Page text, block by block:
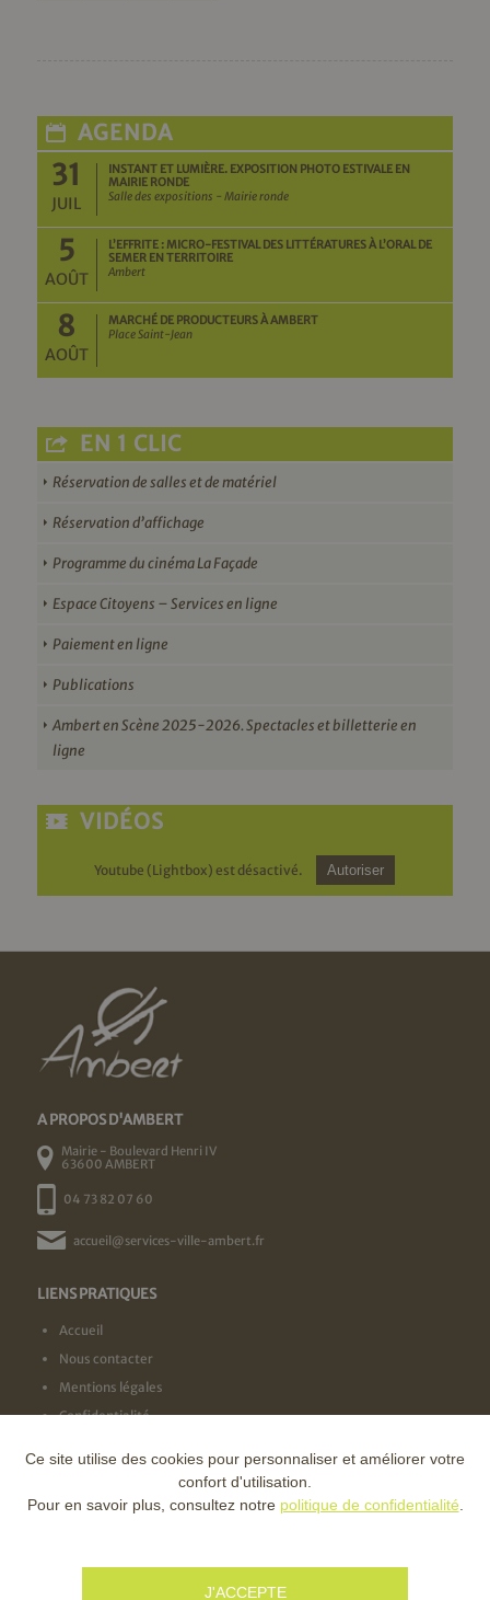
AGENDA
31
JUIL
INSTANT ET LUMIÈRE. EXPOSITION PHOTO ESTIVALE EN
MAIRIE RONDE
Salle des expositions - Mairie ronde
5
AOÛT
L’EFFRITE : MICRO-FESTIVAL DES LITTÉRATURES À L’ORAL DE
SEMER EN TERRITOIRE
Ambert
8
AOÛT
MARCHÉ DE PRODUCTEURS À AMBERT
Place Saint-Jean
EN 1 CLIC
Réservation de salles et de matériel
Réservation d’affichage
Programme du cinéma La Façade
Espace Citoyens – Services en ligne
Paiement en ligne
Publications
Ambert en Scène 2025-2026. Spectacles et billetterie en
ligne
VIDÉOS
Youtube (Lightbox) est désactivé. Autoriser
A PROPOS D'AMBERT
Mairie - Boulevard Henri IV
63600 AMBERT
04 73 82 07 60
accueil@services-ville-ambert.fr
LIENS PRATIQUES
Accueil
Nous contacter
Mentions légales
Confidentialité
NOS LABELS
Ce site utilise des cookies pour personnaliser et améliorer votre
confort d'utilisation.
Pour en savoir plus, consultez notre politique de confidentialité
J'ACCEPTE